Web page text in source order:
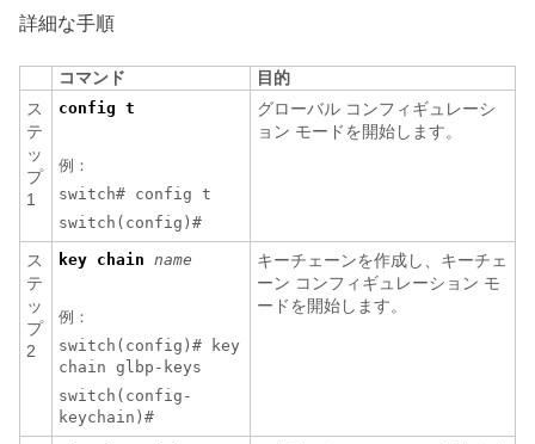
詳細な手順
コマンド
目的
ス
テ
ッ
プ
1
config t
例：
switch# config t
switch(config)#
グローバル コンフィギュレーシ
ョン モードを開始します。
ス
テ
ッ
プ
2
key chain name
例：
switch(config)# key
chain glbp-keys
switch(config-
keychain)#
キーチェーンを作成し、キーチェ
ーン コンフィギュレーション モ
ードを開始します。